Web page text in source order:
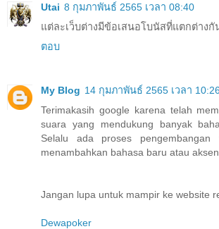
Utai 8 กุมภาพันธ์ 2565 เวลา 08:40
แต่ละเว็บต่างมีข้อเสนอโบนัสที่แตกต่างกั
ตอบ
My Blog 14 กุมภาพันธ์ 2565 เวลา 10:26
Terimakasih google karena telah
suara yang mendukung banyak
Selalu ada proses
menambahkan bahasa baru atau aksen
Jangan lupa untuk mampir ke website
Dewapoker